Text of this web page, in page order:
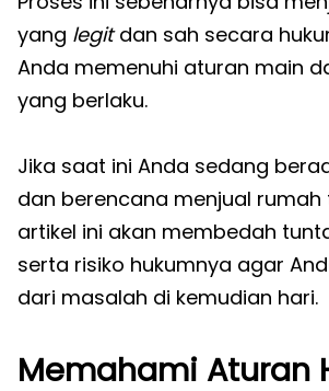
yang legitdan sah secara
Anda memenuhi aturan main
yang berlaku.
Jika saat ini Anda sedang
dan berencana menjual rumah
artikel ini akan membedah
serta risiko hukumnya agar
dari masalah di kemudian hari.
Memahami Aturan